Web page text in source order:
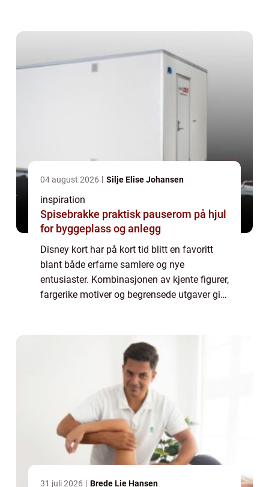
04 august 2026 Silje Elise Johansen
inspiration
Spisebrakke praktisk pauserom på hjul
for byggeplass og anlegg
Disney kort har på kort tid blitt en favoritt
blant både erfarne samlere og nye
entusiaster. Kombinasjonen av kjente figurer,
fargerike motiver og begrensede utgaver gir
31 juli 2026 Brede Lie Hansen